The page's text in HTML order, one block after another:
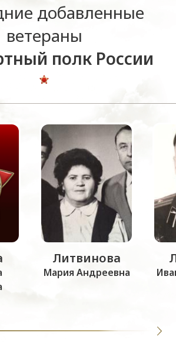
добавленные
ветераны
полк России
Литвинова
Мария Андреевна